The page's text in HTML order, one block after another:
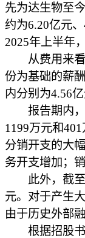
先为达生物至
约为6.20亿元
2025年上半年
从费用来看
份为基础的薪
内分别为4.56
报告期内，
1199万元和
分销开支的大
务开支增加；
此外，截至
元。对于产生
由于历史外部
根据招股书